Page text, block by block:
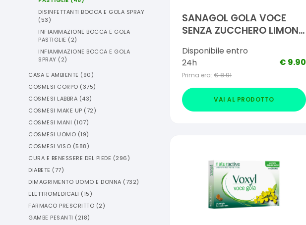
DISINFETTANTI BOCCA E GOLA SPRAY
(53)
INFIAMMAZIONE BOCCA E GOLA
PASTIGLIE (2)
INFIAMMAZIONE BOCCA E GOLA
SPRAY (2)
CASA E AMBIENTE (90)
COSMESI CORPO (375)
COSMESI LABBRA (43)
COSMESI MAKE UP (72)
COSMESI MANI (107)
COSMESI UOMO (19)
COSMESI VISO (588)
CURA E BENESSERE DEL PIEDE (296)
DIABETE (77)
DIMAGRIMENTO UOMO E DONNA (732)
ELETTROMEDICALI (15)
FARMACO PRESCRITTO (2)
GAMBE PESANTI (218)
SANAGOL GOLA VOCE
SENZA ZUCCHERO LIMONE
Disponibile entro
24h
Prima era: €8.91
€ 9.90
VAI AL PRODOTTO